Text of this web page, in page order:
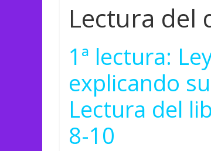
Lectura del
1ª lectura:
explicando
Lectura del
8-10